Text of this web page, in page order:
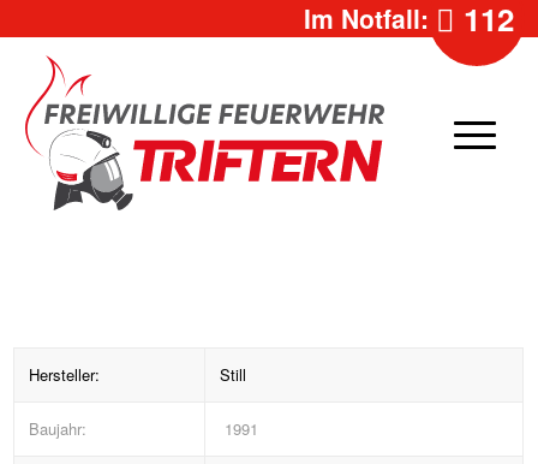
Im Notfall: 112
Hersteller: Still
Baujahr: 1991